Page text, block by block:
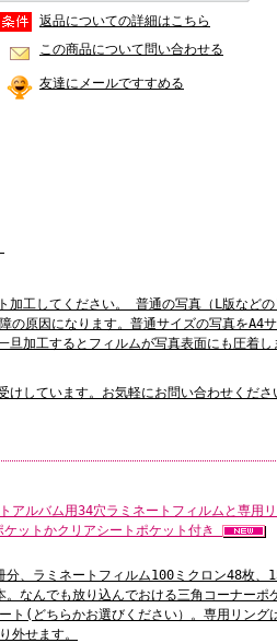
返品についての詳細はこちら
この商品について問い合わせる
友達にメールですすめる
加工してください。 普通の写真（L版などの
の原因になります。普通サイズの写真をA4
旦加工するとフィルムが写真表面にも圧着し
しています。お気軽にお問い合わせくださ
アルバム用34穴ラミネートフィルムと専用
ットかクリアシートポケット付き
分、ラミネートフィルム100ミクロン48枚、
なんでも放り込んでおける三角コーナーポ
ト(どちらかお選びください）。専用リング
外せます。